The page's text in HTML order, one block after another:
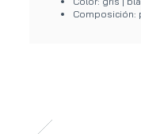
Composición: